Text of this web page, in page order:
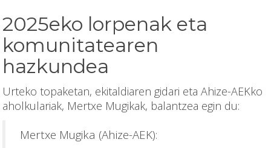
2025eko lorpenak eta
komunitatearen
hazkundea
Urteko topaketan, ekitaldiaren gidari eta Ahize-AEKko
aholkulariak, Mertxe Mugikak, balantzea egin du:
Mertxe Mugika (Ahize-AEK):